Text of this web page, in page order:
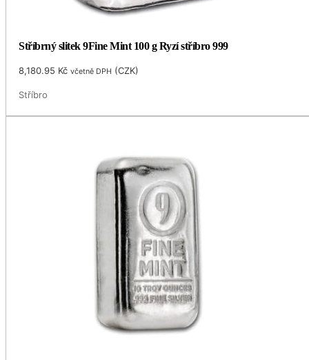
Stříbrný slitek 9Fine Mint 100 g Ryzí stříbro 999
8,180.95 Kč včetně DPH (CZK)
Stříbro